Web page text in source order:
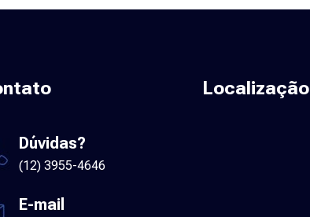
Dúvidas?
(12) 3955-4646
E-mail
Localização